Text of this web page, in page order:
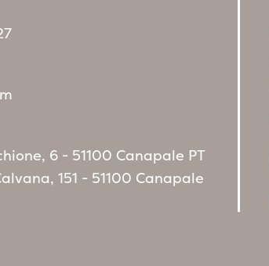
6 - 51100 Canapale PT
151 - 51100 Canapale